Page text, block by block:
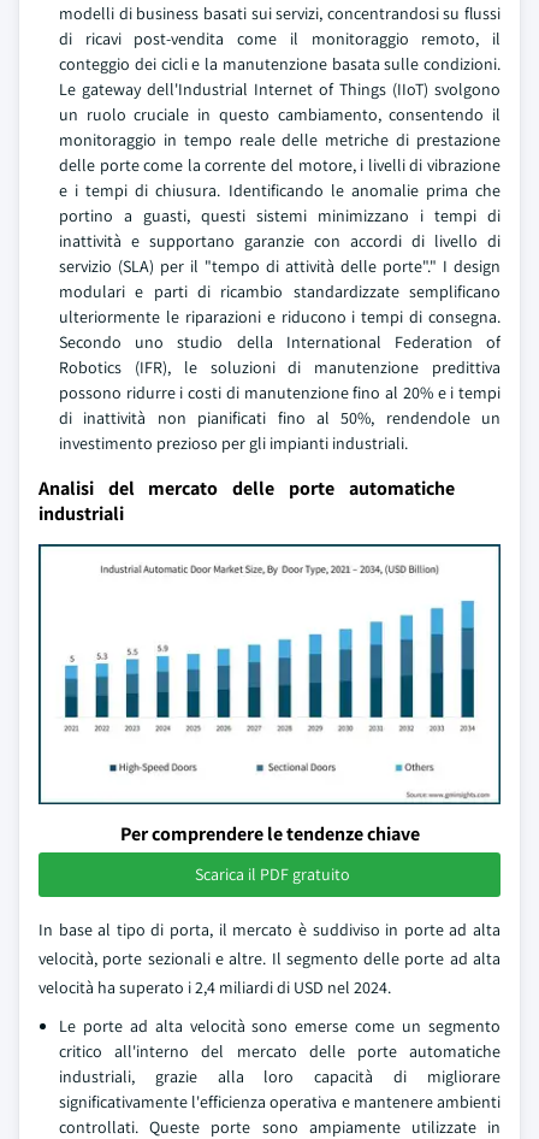
modelli di business basati sui servizi, concentrandosi su flussi
di ricavi post-vendita come il monitoraggio remoto, il
conteggio dei cicli e la manutenzione basata sulle condizioni.
Le gateway dell'Industrial Internet of Things (IIoT) svolgono
un ruolo cruciale in questo cambiamento, consentendo il
monitoraggio in tempo reale delle metriche di prestazione
delle porte come la corrente del motore, i livelli di vibrazione
e i tempi di chiusura. Identificando le anomalie prima che
portino a guasti, questi sistemi minimizzano i tempi di
inattività e supportano garanzie con accordi di livello di
servizio (SLA) per il "tempo di attività delle porte"." I design
modulari e parti di ricambio standardizzate semplificano
ulteriormente le riparazioni e riducono i tempi di consegna.
Secondo uno studio della International Federation of
Robotics (IFR), le soluzioni di manutenzione predittiva
possono ridurre i costi di manutenzione fino al 20% e i tempi
di inattività non pianificati fino al 50%, rendendole un
investimento prezioso per gli impianti industriali.
Analisi del mercato delle porte automatiche
industriali
Per comprendere le tendenze chiave
Scarica il PDF gratuito
In base al tipo di porta, il mercato è suddiviso in porte ad alta
velocità, porte sezionali e altre. Il segmento delle porte ad alta
velocità ha superato i 2,4 miliardi di USD nel 2024.
Le porte ad alta velocità sono emerse come un segmento
critico all'interno del mercato delle porte automatiche
industriali, grazie alla loro capacità di migliorare
significativamente l'efficienza operativa e mantenere ambienti
controllati. Queste porte sono ampiamente utilizzate in